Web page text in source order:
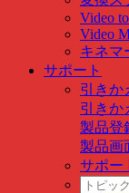
Video
Video
キネマ
サポート
引きか
引きか
製品登
製品画
サポー
ト